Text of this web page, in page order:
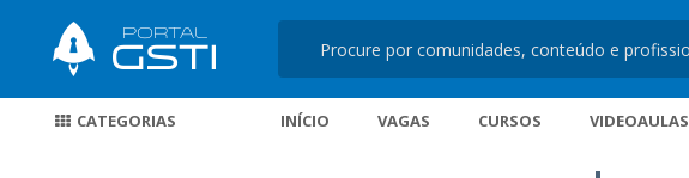
CATEGORIAS INÍCIO VAGAS CURSOS VIDEOAULAS